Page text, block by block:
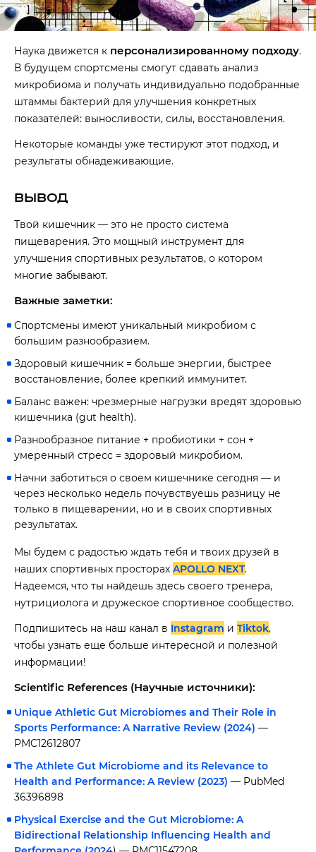
Наука движется к персонализированному подходу.
В будущем спортсмены смогут сдавать анализ
микробиома и получать индивидуально подобранные
штаммы бактерий для улучшения конкретных
показателей: выносливости, силы, восстановления.
Некоторые команды уже тестируют этот подход, и
результаты обнадеживающие.
ВЫВОД
Твой кишечник — это не просто система
пищеварения. Это мощный инструмент для
улучшения спортивных результатов, о котором
многие забывают.
Важные заметки:
Спортсмены имеют уникальный микробиом с
большим разнообразием.
Здоровый кишечник = больше энергии, быстрее
восстановление, более крепкий иммунитет.
Баланс важен: чрезмерные нагрузки вредят здоровью
кишечника (gut health).
Разнообразное питание + пробиотики + сон +
умеренный стресс = здоровый микробиом.
Начни заботиться о своем кишечнике сегодня — и
через несколько недель почувствуешь разницу не
только в пищеварении, но и в своих спортивных
результатах.
Мы будем с радостью ждать тебя и твоих друзей в
наших спортивных просторах APOLLO NEXT.
Надеемся, что ты найдешь здесь своего тренера,
нутрициолога и дружеское спортивное сообщество.
Подпишитесь на наш канал в Instagram и Tiktok,
чтобы узнать еще больше интересной и полезной
информации!
Scientific References (Научные источники):
Unique Athletic Gut Microbiomes and Their Role in
Sports Performance: A Narrative Review (2024) —
PMC12612807
The Athlete Gut Microbiome and its Relevance to
Health and Performance: A Review (2023) — PubMed
36396898
Physical Exercise and the Gut Microbiome: A
Bidirectional Relationship Influencing Health and